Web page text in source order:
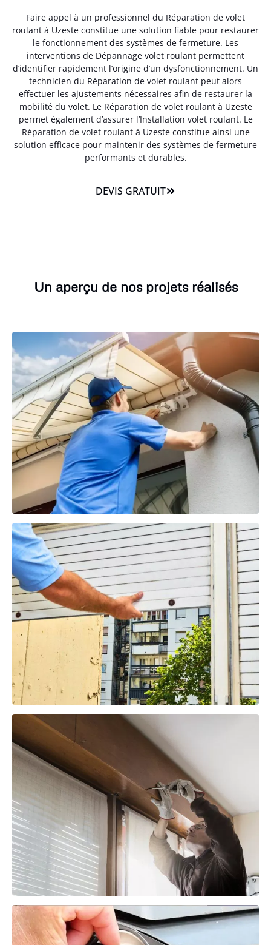
Faire appel à un professionnel du Réparation de volet
roulant à Uzeste constitue une solution fiable pour restaurer
le fonctionnement des systèmes de fermeture. Les
interventions de Dépannage volet roulant permettent
d’identifier rapidement l’origine d’un dysfonctionnement. Un
technicien du Réparation de volet roulant peut alors
effectuer les ajustements nécessaires afin de restaurer la
mobilité du volet. Le Réparation de volet roulant à Uzeste
permet également d’assurer l’Installation volet roulant. Le
Réparation de volet roulant à Uzeste constitue ainsi une
solution efficace pour maintenir des systèmes de fermeture
performants et durables.
DEVIS GRATUIT
Un aperçu de nos projets réalisés